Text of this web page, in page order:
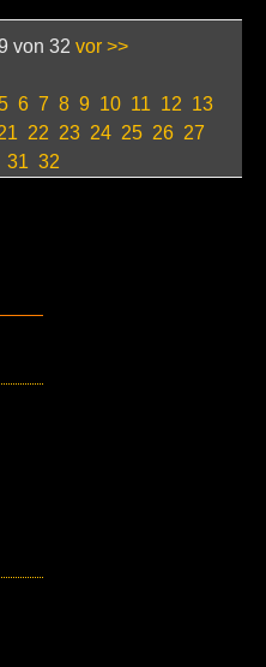
von 32 vor >>
5 6 7 8 9 10 11 12 13
22 23 24 25 26 27
31 32